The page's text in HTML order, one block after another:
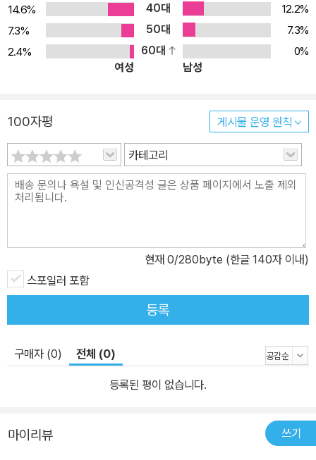
14.6%
40대
12.2%
7.3%
50대
7.3%
2.4%
60대
0%
여성
남성
100자평 게시물 운영 원칙
카테고리
현재 0/280byte (한글 140자 이내)
스포일러 포함
등록
구매자 (0) 전체 (0)
등록된 평이 없습니다.
마이리뷰 쓰기